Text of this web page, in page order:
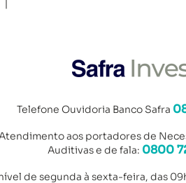
Telefone Ouvidoria Banco Safra
aos portadores de
Auditivas e de fala: 0800
de segunda à sexta-feira, das